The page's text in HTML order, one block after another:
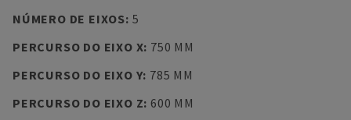
NÚMERO DE EIXOS: 5
PERCURSO DO EIXO X: 750 MM
PERCURSO DO EIXO Y: 785 MM
PERCURSO DO EIXO Z: 600 MM